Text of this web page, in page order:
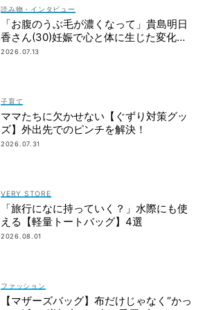
読み物・インタビュー
「お腹のうぶ毛が濃くなって」貴島明日
香さん(30)妊娠で心と体に生じた変化も
「愛しいです」
2026.07.13
子育て
ママたちに欠かせない【ぐずり対策グッ
ズ】外出先でのピンチを解決！
2026.07.31
VERY STORE
「旅行になに持っていく？」水際にも使
える【軽量トートバッグ】4選
2026.08.01
ファッション
【マザーズバッグ】布だけじゃなく“かっ